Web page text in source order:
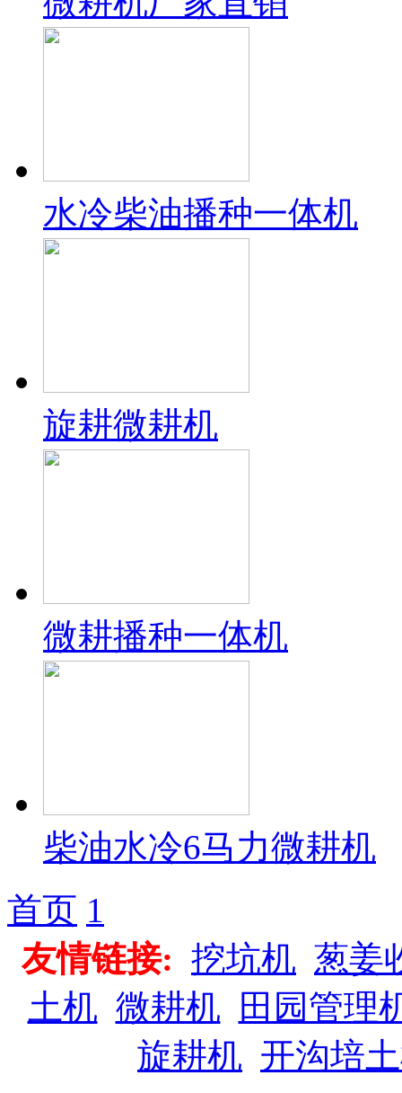
水冷柴油播种一体机
旋耕微耕机
微耕播种一体机
柴油水冷6马力微耕机
首页 1
友情链接: 挖坑机 葱姜
土机 微耕机
田园管理
旋耕机 开沟培